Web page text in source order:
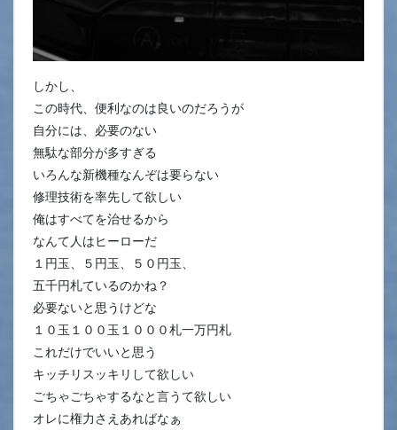
しかし、
この時代、便利なのは良いのだろうが
自分には、必要のない
無駄な部分が多すぎる
いろんな新機種なんぞは要らない
修理技術を率先して欲しい
俺はすべてを治せるから
なんて人はヒーローだ
１円玉、５円玉、５０円玉、
五千円札ているのかね？
必要ないと思うけどな
１０玉１００玉１０００札一万円札
これだけでいいと思う
キッチリスッキリして欲しい
ごちゃごちゃするなと言うて欲しい
オレに権力さえあればなぁ